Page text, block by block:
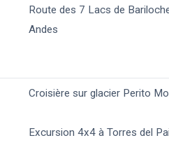
Route des 7 Lacs de
Andes
Croisière sur glacier Perito
Excursion 4x4 à Torres del